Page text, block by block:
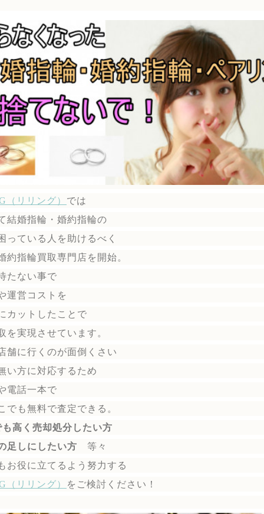
（リリング） では
結婚指輪・婚約指輪の
っている人を助けるべく
約指輪買取専門店を開始。
たない事で
運営コストを
カットしたことで
を実現させています。
舗に行くのが面倒くさい
い方に対応するため
電話一本で
でも無料で査定できる。
も高く売却処分したい方
足しにしたい方 等々
お役に立てるよう努力する
（リリング）
を ご検討ください！